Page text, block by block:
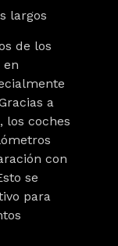
largos
de los
en
a
los coches
con
se
para